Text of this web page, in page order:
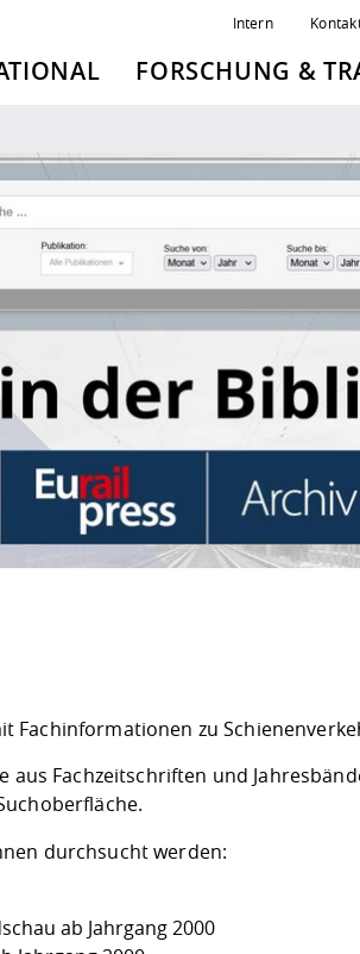
Intern
FORSCHUNG &
Fachinformationen zu
aus Fachzeitschriften und
durchsucht werden:
ab Jahrgang 2000